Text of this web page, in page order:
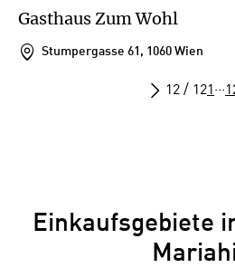
Gasthaus Zum Wohl
Stumpergasse 61, 1060 Wien
12 / 121 ···
Einkaufsgebiete